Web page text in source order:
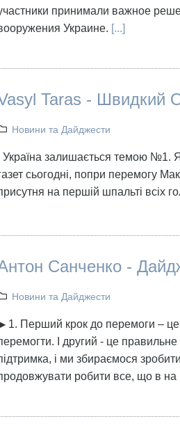
принимали важное
Украине. [...]
Taras - Швидкий
Новини та Дайджести
Україна залишається темою №1.
сьогодні, попри перемогу
на першій шпальті всіх
Санченко -
Новини та Дайджести
1. Перший крок до перемоги –
І другий - це
і ми збираємося
робити все, що в на